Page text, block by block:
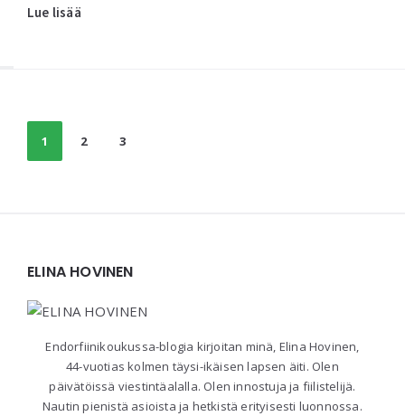
Lue lisää
Posts
navigation
1 2 3
ELINA HOVINEN
Endorfiinikoukussa-blogia kirjoitan minä, Elina Hovinen,
44-vuotias kolmen täysi-ikäisen lapsen äiti. Olen
päivätöissä viestintäalalla. Olen innostuja ja fiilistelijä.
Nautin pienistä asioista ja hetkistä erityisesti luonnossa.